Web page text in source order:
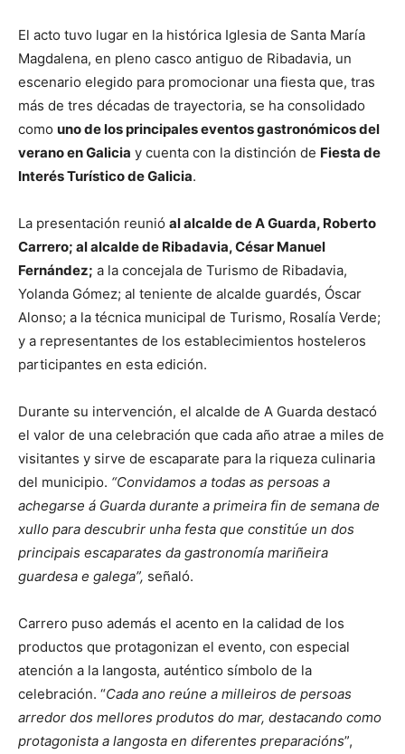
El acto tuvo lugar en la histórica Iglesia de Santa María
Magdalena, en pleno casco antiguo de Ribadavia, un
escenario elegido para promocionar una fiesta que, tras
más de tres décadas de trayectoria, se ha consolidado
como uno de los principales eventos gastronómicos del
verano en Galicia y cuenta con la distinción de Fiesta de
Interés Turístico de Galicia.
La presentación reunió al alcalde de A Guarda, Roberto
Carrero; al alcalde de Ribadavia, César Manuel
Fernández; a la concejala de Turismo de Ribadavia,
Yolanda Gómez; al teniente de alcalde guardés, Óscar
Alonso; a la técnica municipal de Turismo, Rosalía Verde;
y a representantes de los establecimientos hosteleros
participantes en esta edición.
Durante su intervención, el alcalde de A Guarda destacó
el valor de una celebración que cada año atrae a miles de
visitantes y sirve de escaparate para la riqueza culinaria
del municipio. “Convidamos a todas as persoas a
achegarse á Guarda durante a primeira fin de semana de
xullo para descubrir unha festa que constitúe un dos
principais escaparates da gastronomía mariñeira
guardesa e galega”, señaló.
Carrero puso además el acento en la calidad de los
productos que protagonizan el evento, con especial
atención a la langosta, auténtico símbolo de la
celebración. “Cada ano reúne a milleiros de persoas
arredor dos mellores produtos do mar, destacando como
protagonista a langosta en diferentes preparacións”,